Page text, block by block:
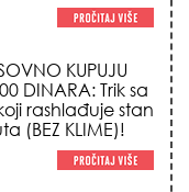
KUPUJU
DINARA: Trik sa
rashlađuje stan
(BEZ KLIME)!